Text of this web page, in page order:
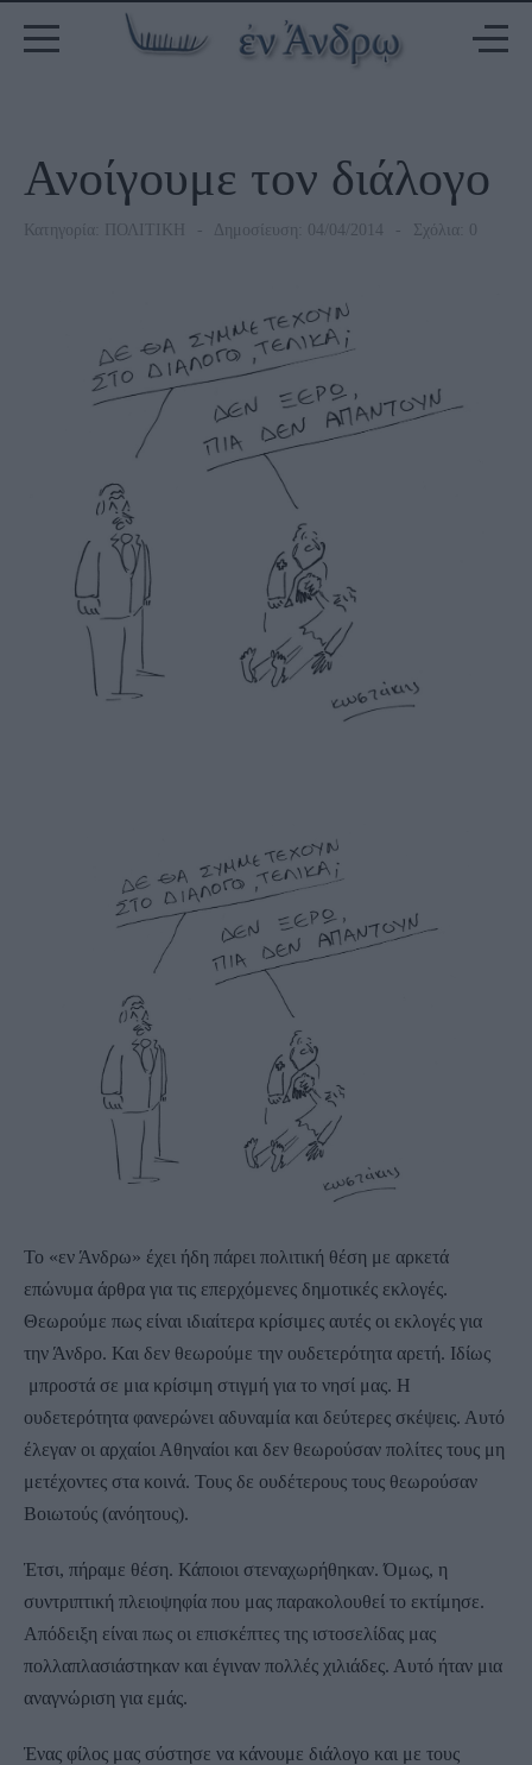
Ανοίγουμε τον διάλογο
Κατηγορία: ΠΟΛΙΤΙΚΗ Δημοσίευση: 04/04/2014 Σχόλια: 0
Το «εν Άνδρω» έχει ήδη πάρει πολιτική θέση με αρκετά
επώνυμα άρθρα για τις επερχόμενες δημοτικές εκλογές.
Θεωρούμε πως είναι ιδιαίτερα κρίσιμες αυτές οι εκλογές για
την Άνδρο. Και δεν θεωρούμε την ουδετερότητα αρετή. Ιδίως
μπροστά σε μια κρίσιμη στιγμή για το νησί μας. Η
ουδετερότητα φανερώνει αδυναμία και δεύτερες σκέψεις. Αυτό
έλεγαν οι αρχαίοι Αθηναίοι και δεν θεωρούσαν πολίτες τους μη
μετέχοντες στα κοινά. Τους δε ουδέτερους τους θεωρούσαν
Βοιωτούς (ανόητους).
Έτσι, πήραμε θέση. Κάποιοι στεναχωρήθηκαν. Όμως, η
συντριπτική πλειοψηφία που μας παρακολουθεί το εκτίμησε.
Απόδειξη είναι πως οι επισκέπτες της ιστοσελίδας μας
πολλαπλασιάστηκαν και έγιναν πολλές χιλιάδες. Αυτό ήταν μια
αναγνώριση για εμάς.
Ένας φίλος μας σύστησε να κάνουμε διάλογο και με τους